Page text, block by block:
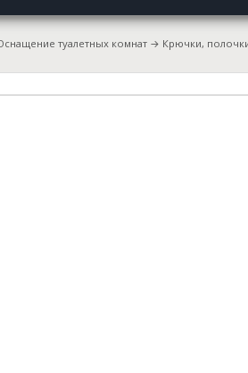
туалетных комнат → Крючки,